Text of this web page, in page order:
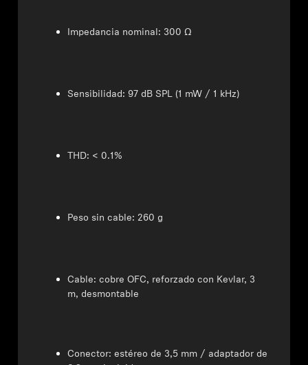
Impedancia nominal: 300 Ω
Sensibilidad: 97 dB SPL (1 mW / 1 kHz)
THD: < 0.1%
Peso sin cable: 260 g
Cable: cobre OFC, reforzado con Kevlar, 3
m, desmontable
Conector: estéreo de 3,5 mm / adaptador de